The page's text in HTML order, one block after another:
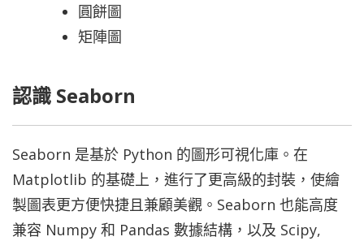
圓餅圖
矩陣圖
認識 Seaborn
Seaborn 是基於 Python 的圖形可視化庫。在
Matplotlib 的基礎上，進行了更高級的封裝，使繪
製圖表更方便快捷且兼顧美觀。Seaborn 也能高度
兼容 Numpy 和 Pandas 數據結構，以及 Scipy,